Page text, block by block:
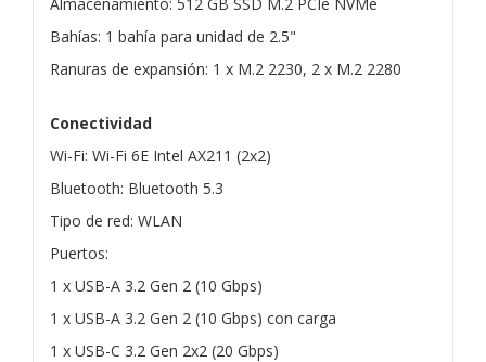
Bahías: 1 bahía para unidad de 2.5"
Ranuras de expansión: 1 x M.2 2230, 2 x M.2 2280
Conectividad
Wi-Fi: Wi-Fi 6E Intel AX211 (2x2)
Bluetooth: Bluetooth 5.3
Tipo de red: WLAN
Puertos:
1 x USB-A 3.2 Gen 2 (10 Gbps)
1 x USB-A 3.2 Gen 2 (10 Gbps) con carga
1 x USB-C 3.2 Gen 2x2 (20 Gbps)